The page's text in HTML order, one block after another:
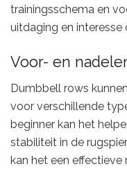
trainingsschema en
uitdaging en interesse
Voor- en
Dumbbell rows
voor verschillende
beginner kan het
stabiliteit in de
kan het een effectieve